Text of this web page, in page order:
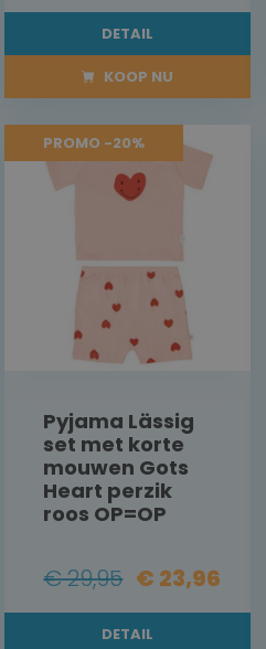
DETAIL
KOOP NU
PROMO -20%
Pyjama Lässig
set met korte
mouwen Gots
Heart perzik
roos OP=OP
€ 29,95 € 23,96
DETAIL